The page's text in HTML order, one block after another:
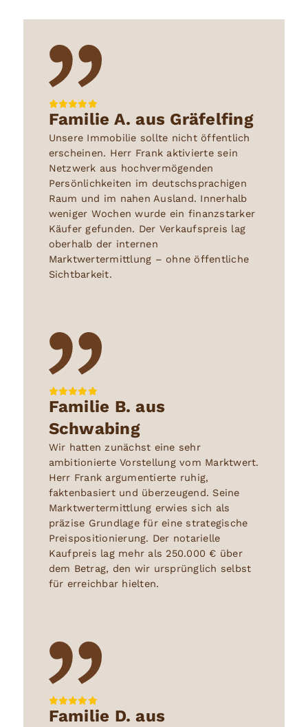
Familie A. aus Gräfelfing
Unsere Immobilie sollte nicht öffentlich
erscheinen. Herr Frank aktivierte sein
Netzwerk aus hochvermögenden
Persönlichkeiten im deutschsprachigen
Raum und im nahen Ausland. Innerhalb
weniger Wochen wurde ein finanzstarker
Käufer gefunden. Der Verkaufspreis lag
oberhalb der internen
Marktwertermittlung – ohne öffentliche
Sichtbarkeit.
Familie B. aus
Schwabing
Wir hatten zunächst eine sehr
ambitionierte Vorstellung vom Marktwert.
Herr Frank argumentierte ruhig,
faktenbasiert und überzeugend. Seine
Marktwertermittlung erwies sich als
präzise Grundlage für eine strategische
Preispositionierung. Der notarielle
Kaufpreis lag mehr als 250.000 € über
dem Betrag, den wir ursprünglich selbst
für erreichbar hielten.
Familie D. aus